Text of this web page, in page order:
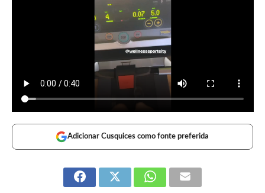
Adicionar Cusquices como fonte preferida